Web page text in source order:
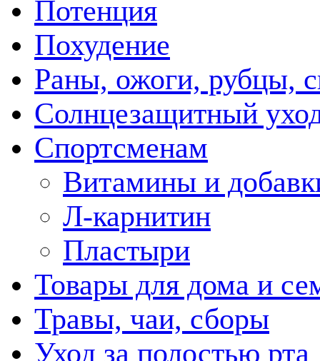
Потенция
Похудение
Раны, ожоги, рубцы,
Солнцезащитный
Спортсменам
Витамины и
Л-карнитин
Пластыри
Товары для дома и
Травы, чаи, сборы
Уход за полостью рта